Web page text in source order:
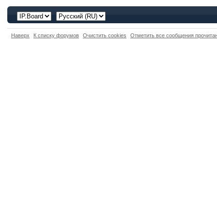
Наверх К списку форумов Очистить cookies Отметить все сообщения